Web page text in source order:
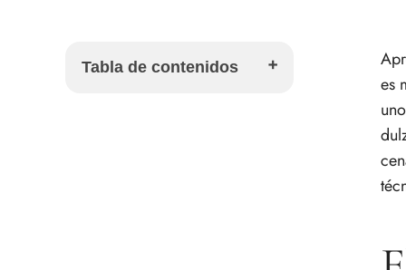
Tabla de contenidos
es